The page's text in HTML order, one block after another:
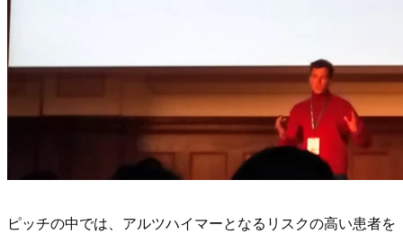
ピッチの中では、アルツハイマーとなるリスクの高い患者を